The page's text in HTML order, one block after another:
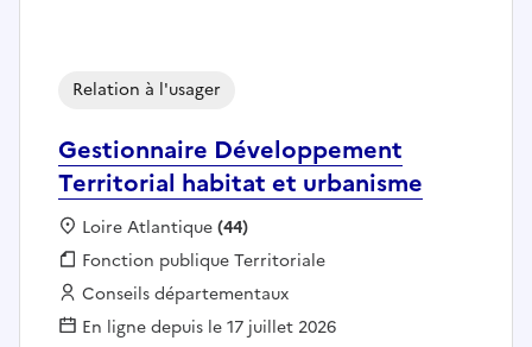
Gestionnaire Développement
Territorial habitat et urbanisme
Relation à l'usager
Localisation :
Loire Atlantique(44)
Fonction publique :
Fonction publique Territoriale
Employeur :
Conseils départementaux
En ligne depuis le 17 juillet 2026